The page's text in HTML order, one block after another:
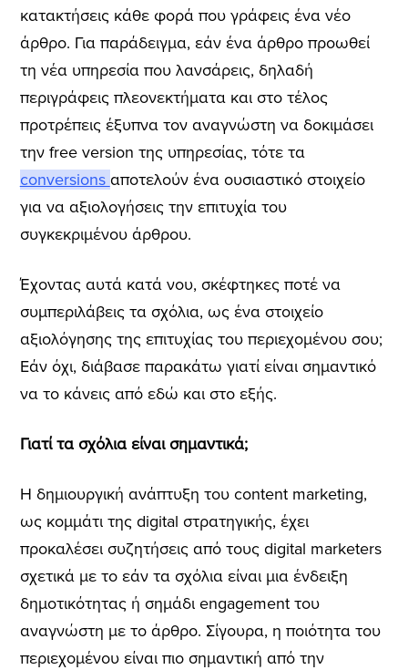
κατακτήσεις κάθε φορά που γράφεις ένα νέο
άρθρο. Για παράδειγμα, εάν ένα άρθρο προωθεί
τη νέα υπηρεσία που λανσάρεις, δηλαδή
περιγράφεις πλεονεκτήματα και στο τέλος
προτρέπεις έξυπνα τον αναγνώστη να δοκιμάσει
την free version της υπηρεσίας, τότε τα
conversions αποτελούν ένα ουσιαστικό στοιχείο
για να αξιολογήσεις την επιτυχία του
συγκεκριμένου άρθρου.
Έχοντας αυτά κατά νου, σκέφτηκες ποτέ να
συμπεριλάβεις τα σχόλια, ως ένα στοιχείο
αξιολόγησης της επιτυχίας του περιεχομένου σου;
Εάν όχι, διάβασε παρακάτω γιατί είναι σημαντικό
να το κάνεις από εδώ και στο εξής.
Γιατί τα σχόλια είναι σημαντικά;
Η δημιουργική ανάπτυξη του content marketing,
ως κομμάτι της digital στρατηγικής, έχει
προκαλέσει συζητήσεις από τους digital marketers
σχετικά με το εάν τα σχόλια είναι μια ένδειξη
δημοτικότητας ή σημάδι engagement του
αναγνώστη με το άρθρο. Σίγουρα, η ποιότητα του
περιεχομένου είναι πιο σημαντική από την